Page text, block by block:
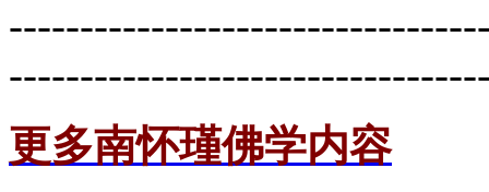
更多南怀瑾佛学内容